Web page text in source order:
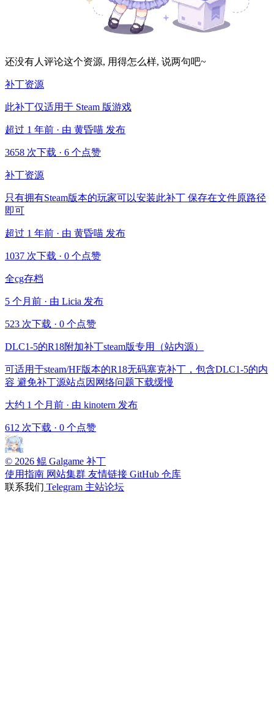
还没有人评论这个资源, 用得怎么样, 说两句吧~
补丁资源
此补丁仅适用于 Steam 版游戏
超过 1 年前 · 由 黄昏喵 发布
3658 次下载 · 6 个点赞
补丁资源
只有拥有Steam版本的玩家可以安装此补丁 保存在文件原路径
即可
超过 1 年前 · 由 黄昏喵 发布
1037 次下载 · 0 个点赞
全cg存档
5 个月前 · 由 Licia 发布
523 次下载 · 0 个点赞
DLC1-5的R18附加补丁steam版专用（站内源）
可适用于steam/HF版本的R18无码塞克补丁，包含DLC1-5的内
容 避免补丁源站点因网络问题下载缓慢
大约 1 个月前 · 由 kinotern 发布
612 次下载 · 0 个点赞
© 2026 鲲 Galgame 补丁
使用指南 网站集群 友情链接 GitHub 仓库
联系我们 Telegram 主站论坛